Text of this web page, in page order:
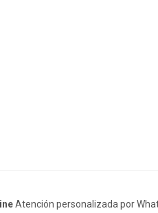
Atención personalizada por